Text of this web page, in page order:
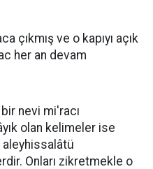
çıkmış ve o kapıyı açık
her an devam
nevi mi'racı
olan kelimeler ise
aleyhissalâtü
Onları zikretmekle o